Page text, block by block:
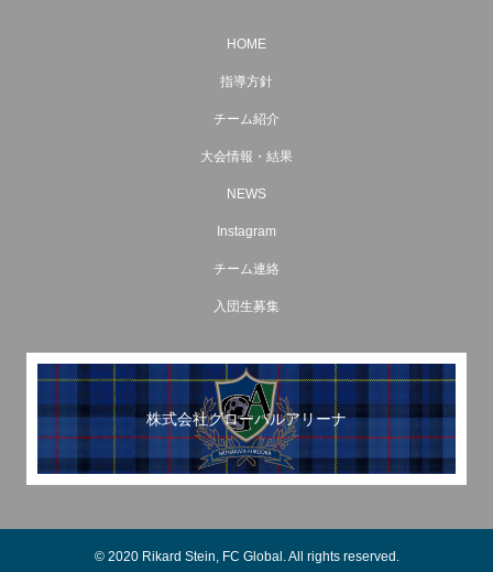
HOME
指導方針
チーム紹介
大会情報・結果
NEWS
Instagram
チーム連絡
入団生募集
株式会社グローバルアリーナ
© 2020 Rikard Stein, FC Global. All rights reserved.